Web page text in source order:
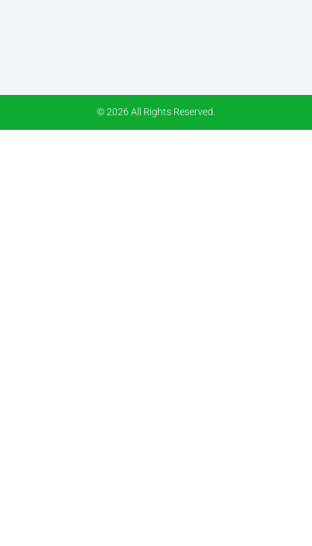
© 2026 All Rights Reserved.